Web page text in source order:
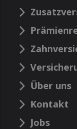
Über uns
Kontakt
Jobs